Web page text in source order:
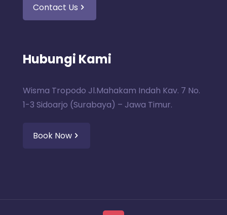
Contact Us
Hubungi Kami
Wisma Tropodo Jl.Mahakam Indah Kav. 7 No.
1-3 Sidoarjo (Surabaya) – Jawa Timur.
Book Now